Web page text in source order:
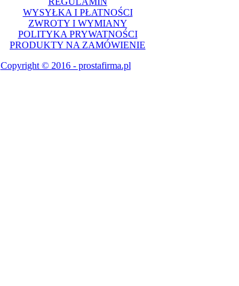
WYSYŁKA I PŁATNOŚCI
ZWROTY I WYMIANY
POLITYKA PRYWATNOŚCI
PRODUKTY NA ZAMÓWIENIE
Copyright © 2016 - prostafirma.pl